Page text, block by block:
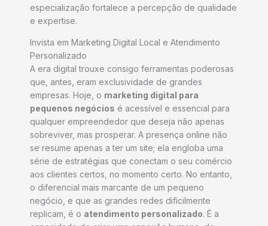
especialização fortalece a percepção de qualidade
e expertise.
Invista em Marketing Digital Local e Atendimento
Personalizado
A era digital trouxe consigo ferramentas poderosas
que, antes, eram exclusividade de grandes
empresas. Hoje, o marketing digital para
pequenos negócios é acessível e essencial para
qualquer empreendedor que deseja não apenas
sobreviver, mas prosperar. A presença online não
se resume apenas a ter um site; ela engloba uma
série de estratégias que conectam o seu comércio
aos clientes certos, no momento certo. No entanto,
o diferencial mais marcante de um pequeno
negócio, e que as grandes redes dificilmente
replicam, é o atendimento personalizado. É a